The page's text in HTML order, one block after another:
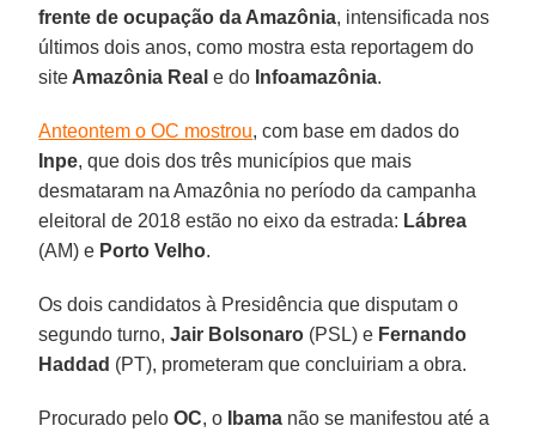
frente de ocupação da Amazônia, intensificada nos
últimos dois anos, como mostra esta reportagem do
site Amazônia Real e do Infoamazônia.
Anteontem o OC mostrou, com base em dados do
Inpe, que dois dos três municípios que mais
desmataram na Amazônia no período da campanha
eleitoral de 2018 estão no eixo da estrada: Lábrea
(AM) e Porto Velho.
Os dois candidatos à Presidência que disputam o
segundo turno,Jair Bolsonaro (PSL) e Fernando
Haddad (PT), prometeram que concluiriam a obra.
Procurado peloOC, o Ibama não se manifestou até a